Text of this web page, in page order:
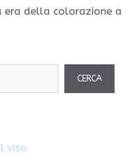
era della colorazione a
CERCA
viso